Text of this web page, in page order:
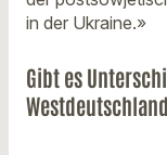
in der Ukraine.»
Gibt es